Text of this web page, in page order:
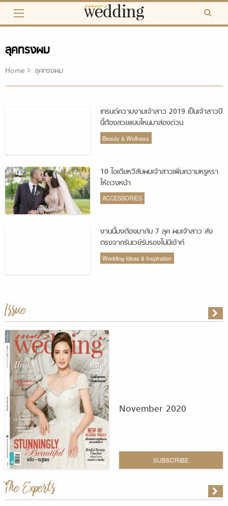
Skip
content
ลุคทรงผม
Home ลุคทรงผม
เทรนด์ความงามเจ้าสาว 2019 เป็นเจ้าสาวปี
นี้ต้องสวยแบบไหนมาส่องด่วน
Beauty & Wellness
10 ไอเดียหวีสับผมเจ้าสาวเพิ่มความหรูหรา
ให้ดวงหน้า
ACCESSORIES
งานนี้มงต้องมากับ 7 ลุค ผมเจ้าสาว ส่ง
ตรงจากรันเวย์รับรองไม่มีเอ้าท์
Wedding Ideas & Inspiration
Issue
November 2020
SUBSCRIBE
The Experts